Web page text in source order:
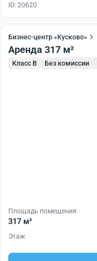
ID: 20620
Бизнес-центр «Кусково»
Аренда 317 м²
Класс B Без комиссии
Площадь помещения
317 м²
Этаж